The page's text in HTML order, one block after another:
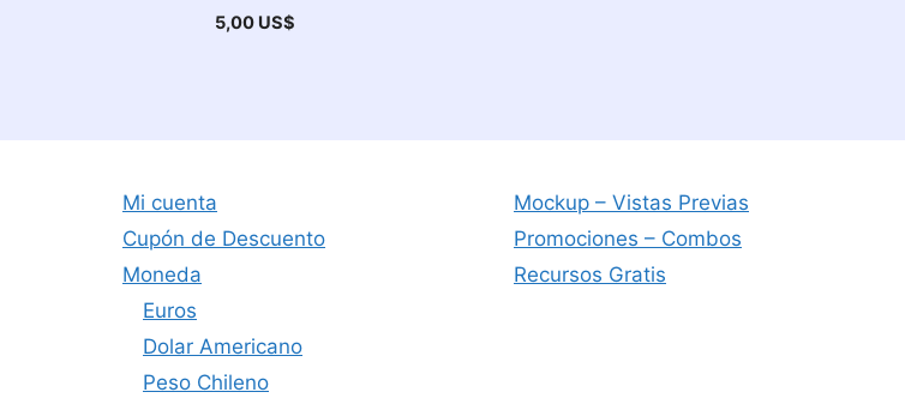
5,00 US$
Mi cuenta
Cupón de Descuento
Moneda
Euros
Dolar Americano
Peso Chileno
Mockup – Vistas Previas
Promociones – Combos
Recursos Gratis